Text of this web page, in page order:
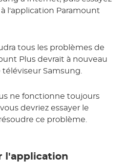
l'application Paramount
tous les problèmes de
Plus devrait à nouveau
Samsung.
ne fonctionne toujours
devriez essayer le
ce problème.
l'application